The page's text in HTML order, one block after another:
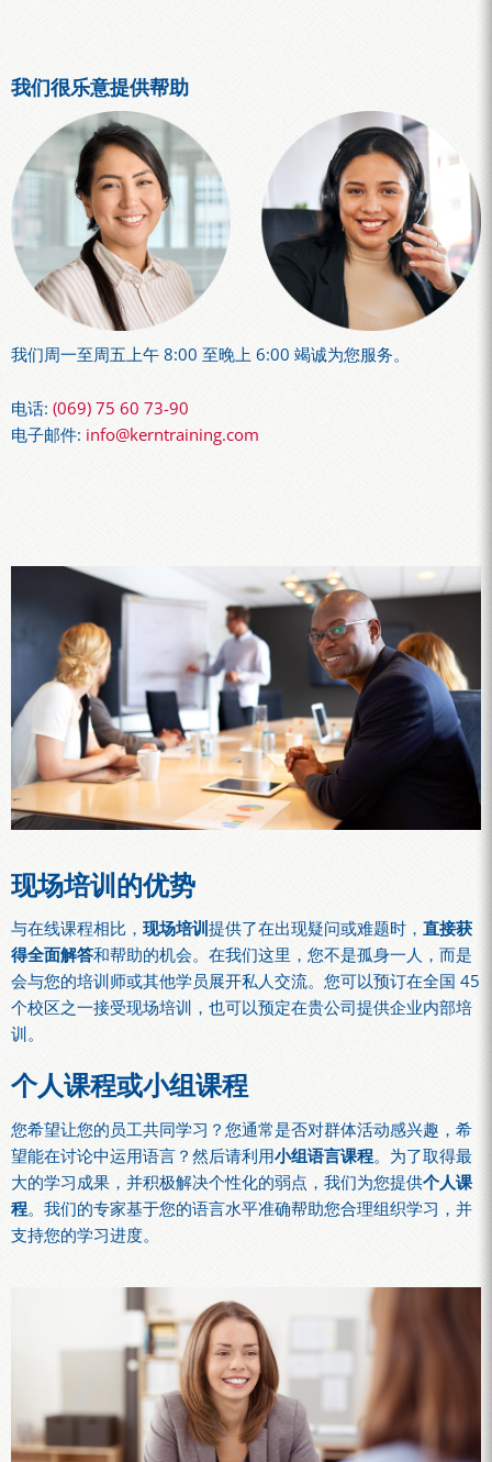
我们很乐意提供帮助
我们周一至周五上午 8:00 至晚上 6:00 竭诚为您服务。
电话: (069) 75 60 73-90
电子邮件: info@kerntraining.com
现场培训的优势
与在线课程相比， 现场培训提供了在出现疑问或难题时， 直接获
得全面解答和帮助的机会。在我们这里，您不是孤身一人，而是
会与您的培训师或其他学员展开私人交流。您可以预订在全国 45
个校区之一接受现场培训，也可以预定在贵公司提供企业内部培
训。
个人课程或小组课程
您希望让您的员工共同学习？您通常是否对群体活动感兴趣，希
望能在讨论中运用语言？然后请利用小组语言课程。为了取得最
大的学习成果，并积极解决个性化的弱点，我们为您提供个人课
程。我们的专家基于您的语言水平准确帮助您合理组织学习，并
支持您的学习进度。